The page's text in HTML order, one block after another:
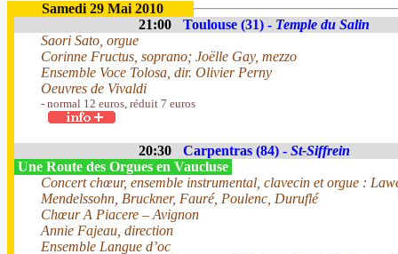
Samedi 29 Mai 2010
21:00
Toulouse (31) - Temple du Salin
Saori Sato, orgue
Corinne Fructus, soprano; Joëlle Gay, mezzo
Ensemble Voce Tolosa, dir. Olivier Perny
Oeuvres de Vivaldi
- normal 12 euros, réduit 7 euros
20:30 Carpentras (84) - St-Siffrein
Une Route des Orgues en Vaucluse
Concert chœur, ensemble instrumental, clavecin et orgue :
Mendelssohn, Bruckner, Fauré, Poulenc, Duruflé
Chœur A Piacere – Avignon
Annie Fajeau, direction
Ensemble Langue d’oc